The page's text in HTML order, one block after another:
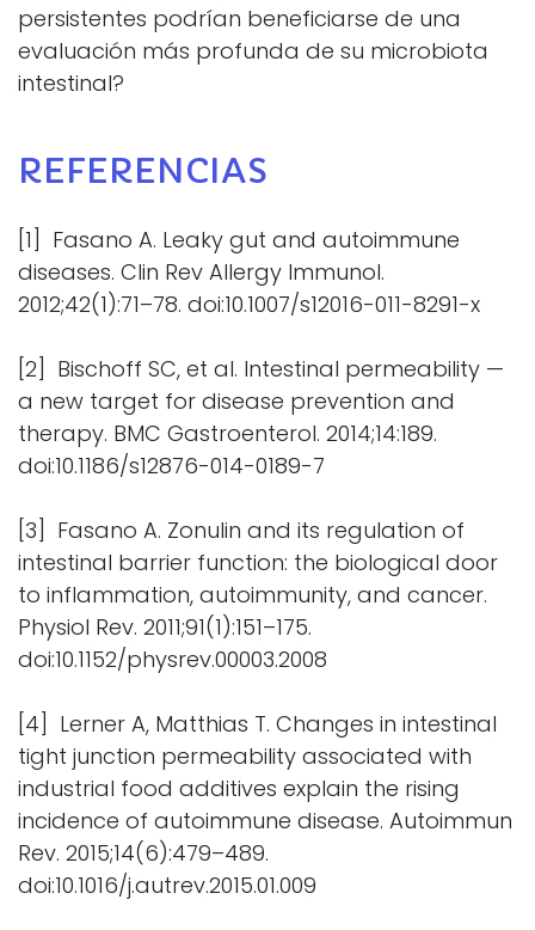
persistentes podrían beneficiarse de una
evaluación más profunda de su microbiota
intestinal?
REFERENCIAS
[1] Fasano A. Leaky gut and autoimmune
diseases. Clin Rev Allergy Immunol.
2012;42(1):71–78. doi:10.1007/s12016-011-8291-x
[2] Bischoff SC, et al. Intestinal permeability —
a new target for disease prevention and
therapy. BMC Gastroenterol. 2014;14:189.
doi:10.1186/s12876-014-0189-7
[3] Fasano A. Zonulin and its regulation of
intestinal barrier function: the biological door
to inflammation, autoimmunity, and cancer.
Physiol Rev. 2011;91(1):151–175.
doi:10.1152/physrev.00003.2008
[4] Lerner A, Matthias T. Changes in intestinal
tight junction permeability associated with
industrial food additives explain the rising
incidence of autoimmune disease. Autoimmun
Rev. 2015;14(6):479–489.
doi:10.1016/j.autrev.2015.01.009